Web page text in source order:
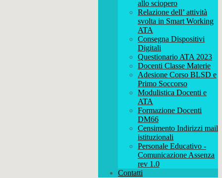
allo sciopero
Relazione dell’ attività
svolta in Smart Working
ATA
Consegna Dispositivi
Digitali
Questionario ATA 2023
Docenti Classe Materie
Adesione Corso BLSD e
Primo Soccorso
Modulistica Docenti e
ATA
Formazione Docenti
DM66
Censimento Indirizzi mail
istituzionali
Personale Educativo -
Comunicazione Assenza
rev 1.0
Contatti